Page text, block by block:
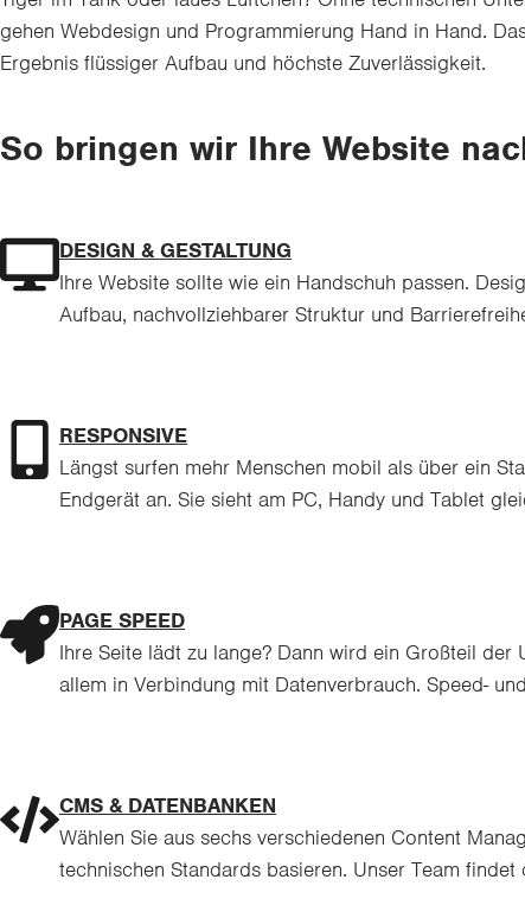
gehen Webdesign und Programmierung Hand in Hand.
Ergebnis flüssiger Aufbau und höchste Zuverlässigkeit.
So bringen wir Ihre Website
DESIGN & GESTALTUNG
Ihre Website sollte wie ein Handschuh passen.
Aufbau, nachvollziehbarer Struktur und
RESPONSIVE
Längst surfen mehr Menschen mobil als über ein
Endgerät an. Sie sieht am PC, Handy und Tablet
PAGE SPEED
Ihre Seite lädt zu lange? Dann wird ein Großteil
allem in Verbindung mit Datenverbrauch. Speed-
CMS & DATENBANKEN
Wählen Sie aus sechs verschiedenen Content
technischen Standards basieren. Unser Team findet